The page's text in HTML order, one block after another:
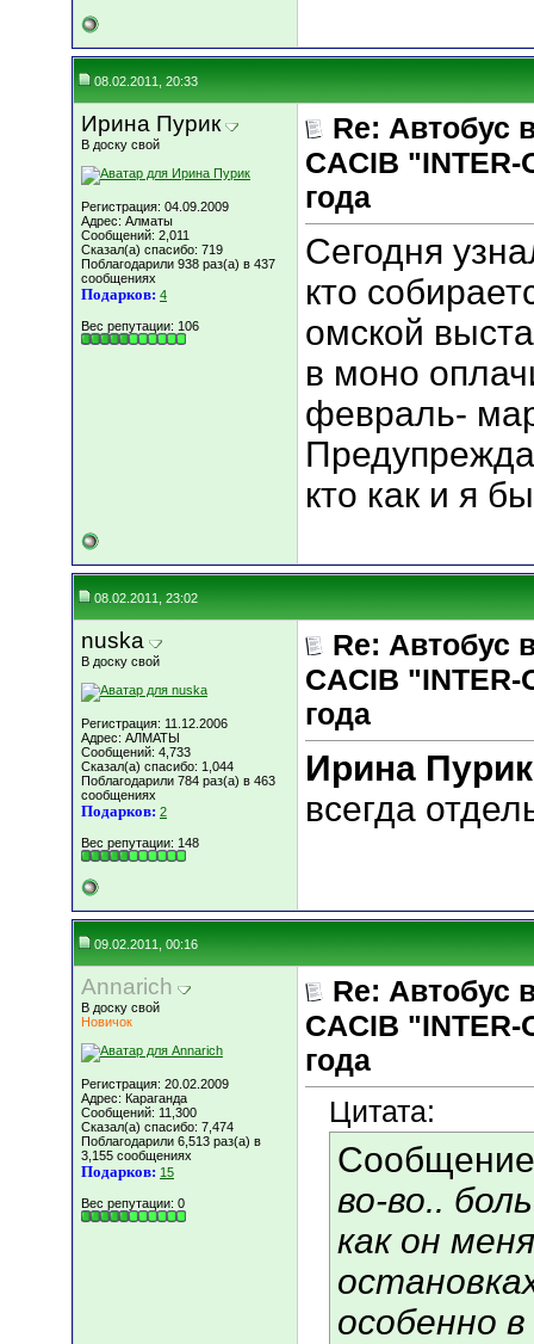
08.02.2011, 20:33
Ирина Пурик
В доску свой
Регистрация: 04.09.2009
Адрес: Алматы
Сообщений: 2,011
Сказал(а) спасибо: 719
Поблагодарили 938 раз(а) в 437
сообщениях
Подарков: 4
Вес репутации: 106
Re: Автобус
CACIB "INTER-
года
Сегодня
кто
омской
в моно
февраль-
кто как и я
08.02.2011, 23:02
nuska
В доску свой
Регистрация: 11.12.2006
Адрес: АЛМАТЫ
Сообщений: 4,733
Сказал(а) спасибо: 1,044
Поблагодарили 784 раз(а) в 463
сообщениях
Подарков: 2
Вес репутации: 148
Re: Автобус
CACIB "INTER-
года
Ирина Пурик
всегда
09.02.2011, 00:16
Annarich
В доску свой
Новичок
Регистрация: 20.02.2009
Адрес: Караганда
Сообщений: 11,300
Сказал(а) спасибо: 7,474
Поблагодарили 6,513 раз(а) в
3,155 сообщениях
Подарков: 15
Вес репутации: 0
Re: Автобус
CACIB "INTER-
года
Цитата:
во-во..
как он
особенно